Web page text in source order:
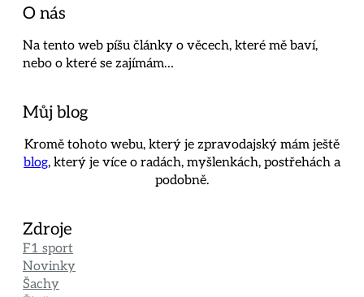
O nás
Na tento web píšu články o věcech, které mě baví,
nebo o které se zajímám…
Můj blog
Kromě tohoto webu, který je zpravodajský mám ještě
blog, který je více o radách, myšlenkách, postřehách a
podobně.
Zdroje
F1 sport
Novinky
Šachy